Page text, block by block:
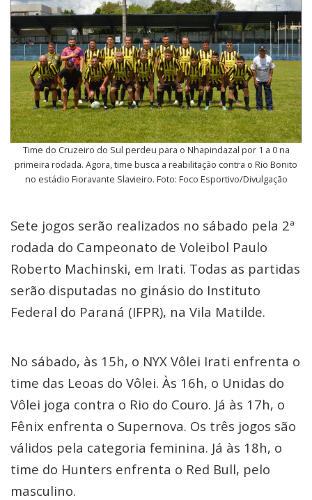
Time do Cruzeiro do Sul perdeu para o Nhapindazal por 1 a 0 na
primeira rodada. Agora, time busca a reabilitação contra o Rio Bonito
no estádio Fioravante Slavieiro. Foto: Foco Esportivo/Divulgação
Sete jogos serão realizados no sábado pela 2ª
rodada do Campeonato de Voleibol Paulo
Roberto Machinski, em Irati. Todas as partidas
serão disputadas no ginásio do Instituto
Federal do Paraná (IFPR), na Vila Matilde.
No sábado, às 15h, o NYX Vôlei Irati enfrenta o
time das Leoas do Vôlei. Às 16h, o Unidas do
Vôlei joga contra o Rio do Couro. Já às 17h, o
Fênix enfrenta o Supernova. Os três jogos são
válidos pela categoria feminina. Já às 18h, o
time do Hunters enfrenta o Red Bull, pelo
masculino.